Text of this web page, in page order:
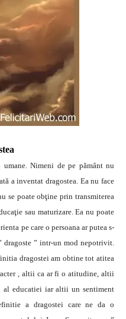
Nimeni de pe pământ nu
a inventat dragostea. Ea nu face
se poate obţine prin transmiterea
sau maturizare.Ea nu poate
pe care o persoana ar putea s-
” intr-un mod nepotrivit.
dragostei am obtine tot atitea
, altii ca ar fi o atitudine, altii
educatiei iar altii un sentiment
a dragostei care ne da o